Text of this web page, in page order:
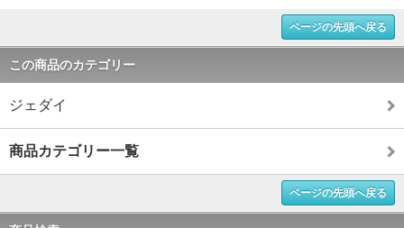
ページの先頭へ戻る
この商品のカテゴリー
ジェダイ
商品カテゴリー一覧
ページの先頭へ戻る